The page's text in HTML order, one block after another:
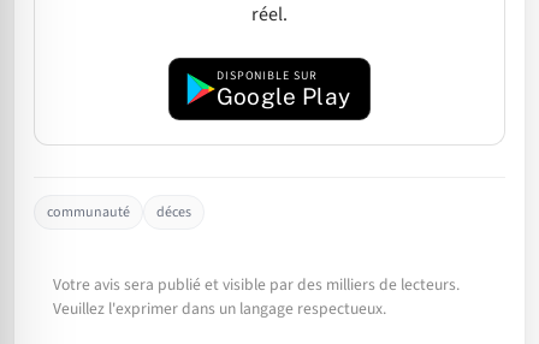
réel.
DISPONIBLE SUR
Google Play
communauté déces
Votre avis sera publié et visible par des milliers de lecteurs.
Veuillez l'exprimer dans un langage respectueux.